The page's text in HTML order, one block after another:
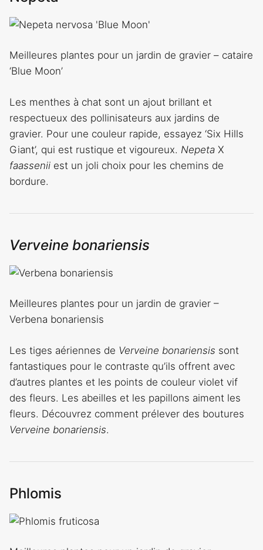
Meilleures plantes pour un jardin de gravier – cataire
‘Blue Moon’
Les menthes à chat sont un ajout brillant et
respectueux des pollinisateurs aux jardins de
gravier. Pour une couleur rapide, essayez ‘Six Hills
Giant’, qui est rustique et vigoureux. Nepeta X
faassenii est un joli choix pour les chemins de
bordure.
Verveine bonariensis
Meilleures plantes pour un jardin de gravier –
Verbena bonariensis
Les tiges aériennes de Verveine bonariensis sont
fantastiques pour le contraste qu’ils offrent avec
d’autres plantes et les points de couleur violet vif
des fleurs. Les abeilles et les papillons aiment les
fleurs. Découvrez comment prélever des boutures
Verveine bonariensis.
Phlomis